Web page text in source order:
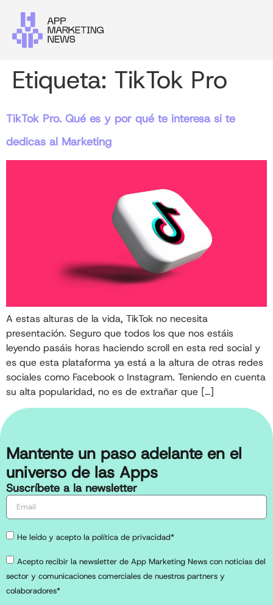
Etiqueta: TikTok Pro
TikTok Pro. Qué es y por qué te interesa si te
dedicas al Marketing
A estas alturas de la vida, TikTok no necesita
presentación. Seguro que todos los que nos estáis
leyendo pasáis horas haciendo scroll en esta red social y
es que esta plataforma ya está a la altura de otras redes
sociales como Facebook o Instagram. Teniendo en cuenta
su alta popularidad, no es de extrañar que […]
Mantente un paso adelante en el
universo de las Apps
Suscríbete a la newsletter
He leído y acepto la política de privacidad*
Acepto recibir la newsletter de App Marketing News con noticias del
sector y comunicaciones comerciales de nuestros partners y
colaboradores*